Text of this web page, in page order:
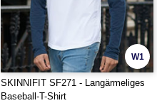
W1
SKINNIFIT SF271 - Langärmeliges
Baseball-T-Shirt